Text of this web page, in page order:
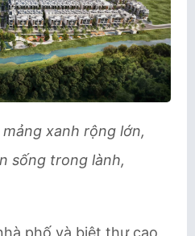
xanh rộng lớn,
sống trong lành,
phố và biệt thự cao